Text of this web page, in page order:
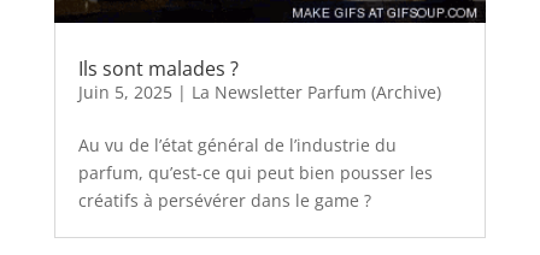
Ils sont malades ?
Juin 5, 2025| La Newsletter Parfum (Archive)
Au vu de l’état général de l’industrie du
parfum, qu’est-ce qui peut bien pousser les
créatifs à persévérer dans le game ?